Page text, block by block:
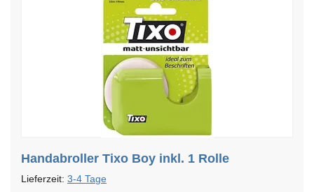
Handabroller Tixo Boy inkl. 1 Rolle
Lieferzeit: 3-4 Tage